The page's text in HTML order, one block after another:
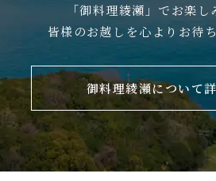
「御料理綾瀬」でお楽し
皆様のお越しを心よりお待
御料理綾瀬について